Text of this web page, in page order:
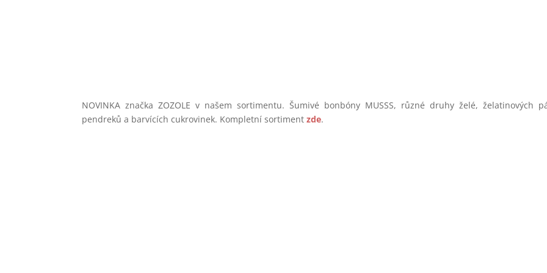
NOVINKA značka ZOZOLE v našem sortimentu. Šumivé bonbóny MUSSS, různé druhy želé, želatinových
pendreků a barvících cukrovinek. Kompletní sortimentzde.